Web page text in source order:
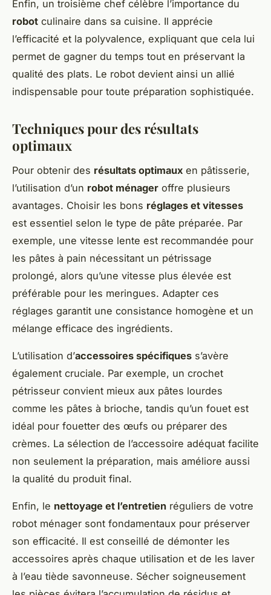
Enfin, un troisième chef célèbre l’importance du
robot culinaire dans sa cuisine. Il apprécie
l’efficacité et la polyvalence, expliquant que cela lui
permet de gagner du temps tout en préservant la
qualité des plats. Le robot devient ainsi un allié
indispensable pour toute préparation sophistiquée.
Techniques pour des résultats
optimaux
Pour obtenir des résultats optimaux en pâtisserie,
l’utilisation d’un robot ménager offre plusieurs
avantages. Choisir les bons réglages et vitesses
est essentiel selon le type de pâte préparée. Par
exemple, une vitesse lente est recommandée pour
les pâtes à pain nécessitant un pétrissage
prolongé, alors qu’une vitesse plus élevée est
préférable pour les meringues. Adapter ces
réglages garantit une consistance homogène et un
mélange efficace des ingrédients.
L’utilisation d’accessoires spécifiques s’avère
également cruciale. Par exemple, un crochet
pétrisseur convient mieux aux pâtes lourdes
comme les pâtes à brioche, tandis qu’un fouet est
idéal pour fouetter des œufs ou préparer des
crèmes. La sélection de l’accessoire adéquat facilite
non seulement la préparation, mais améliore aussi
la qualité du produit final.
Enfin, le nettoyage et l’entretien réguliers de votre
robot ménager sont fondamentaux pour préserver
son efficacité. Il est conseillé de démonter les
accessoires après chaque utilisation et de les laver
à l’eau tiède savonneuse. Sécher soigneusement